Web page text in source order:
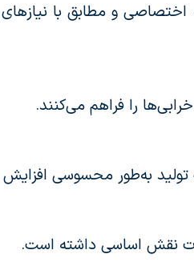
و مطابق با
را فراهم می‌کنند.
به‌طور محسوسی
نقش اساسی داشته است.